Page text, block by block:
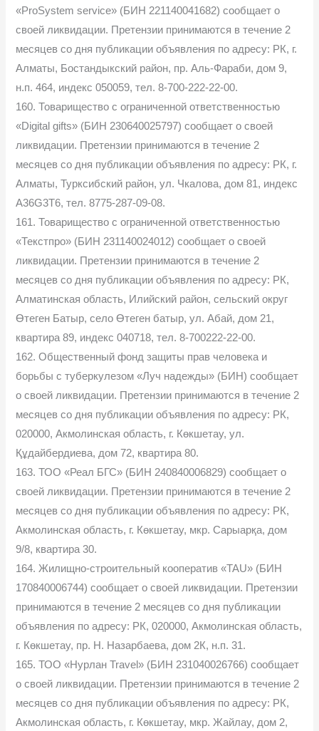
«ProSystem service» (БИН 221140041682) сообщает о
своей ликвидации. Претензии принимаются в течение 2
месяцев со дня публикации объявления по адресу: РК, г.
Алматы, Бостандыкский район, пр. Аль-Фараби, дом 9,
н.п. 464, индекс 050059, тел. 8-700-222-22-00.
160. Товарищество с ограниченной ответственностью
«Digital gifts» (БИН 230640025797) сообщает о своей
ликвидации. Претензии принимаются в течение 2
месяцев со дня публикации объявления по адресу: РК, г.
Алматы, Турксибский район, ул. Чкалова, дом 81, индекс
А36G3T6, тел. 8775-287-09-08.
161. Товарищество с ограниченной ответственностью
«Текстпро» (БИН 231140024012) сообщает о своей
ликвидации. Претензии принимаются в течение 2
месяцев со дня публикации объявления по адресу: РК,
Алматинская область, Илийский район, сельский округ
Өтеген Батыр, село Өтеген батыр, ул. Абай, дом 21,
квартира 89, индекс 040718, тел. 8-700222-22-00.
162. Общественный фонд защиты прав человека и
борьбы с туберкулезом «Луч надежды» (БИН) сообщает
о своей ликвидации. Претензии принимаются в течение 2
месяцев со дня публикации объявления по адресу: РК,
020000, Акмолинская область, г. Көкшетау, ул.
Құдайбердиева, дом 72, квартира 80.
163. ТОО «Реал БГС» (БИН 240840006829) сообщает о
своей ликвидации. Претензии принимаются в течение 2
месяцев со дня публикации объявления по адресу: РК,
Акмолинская область, г. Көкшетау, мкр. Сарыарқа, дом
9/8, квартира 30.
164. Жилищно-строительный кооператив «TAU» (БИН
170840006744) сообщает о своей ликвидации. Претензии
принимаются в течение 2 месяцев со дня публикации
объявления по адресу: РК, 020000, Акмолинская область,
г. Көкшетау, пр. Н. Назарбаева, дом 2К, н.п. 31.
165. ТОО «Нурлан Travel» (БИН 231040026766) сообщает
о своей ликвидации. Претензии принимаются в течение 2
месяцев со дня публикации объявления по адресу: РК,
Акмолинская область, г. Көкшетау, мкр. Жайлау, дом 2,